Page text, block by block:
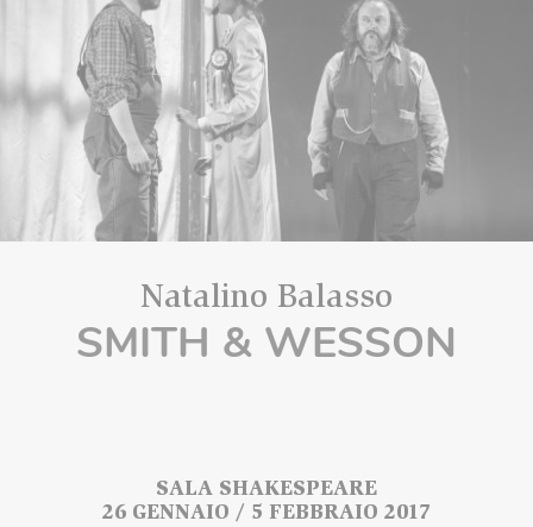
Natalino Balasso
SMITH & WESSON
SALA SHAKESPEARE
26 GENNAIO / 5 FEBBRAIO 2017